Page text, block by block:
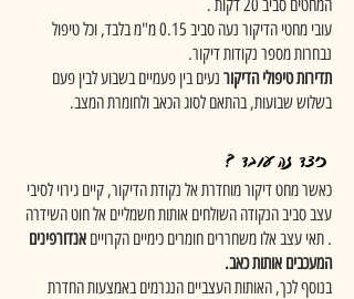
המחטים סביב 20 דקות .
עובי מחטי הדיקור נעה סביב 0.15 מ"מ בלבד, וכל טיפול
נבחרות מספר נקודות דיקור.
תדירות טיפולי הדיקור נעים בין פעמיים בשבוע לבין פעם
בשלוש שבועות, בהתאם לסוג הכאב ולחומרת המצב.
כיצד זה עובד ?
כאשר מחט דיקור מוחדרת אל נקודת הדיקור, קיים גירוי לסיבי
עצב סביב הנקודה השולחים אותות חשמליים אל חוט השידרה
. תאי עצב אלו משחררים חומרים כימיים הקרויים אנדורפינים
המעכבים אותות כאב.
בנוסף לכך, האותות העצביים הנגרמים באמצעות החדרת